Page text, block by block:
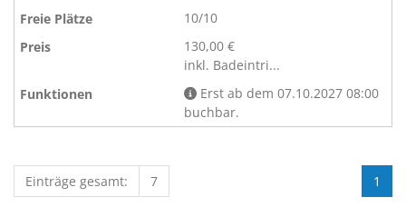
10/10
130,00 €
inkl. Badeintri...
Erst ab dem 07.10.2027 08:00
buchbar.
1
Einträge gesamt: 7